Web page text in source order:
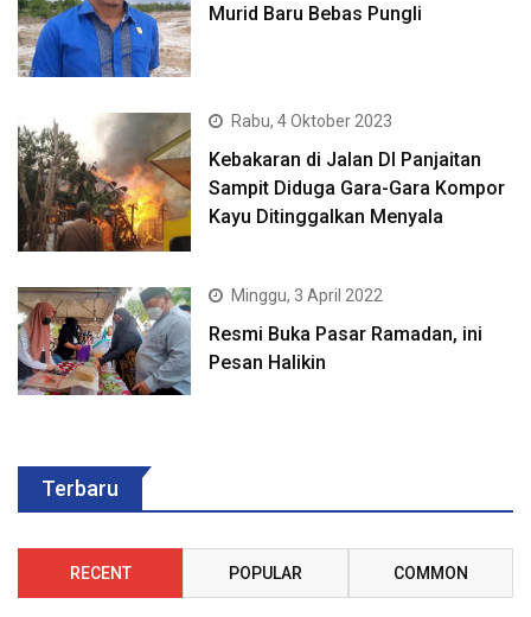
Murid Baru Bebas Pungli
Rabu, 4 Oktober 2023
Kebakaran di Jalan DI Panjaitan
Sampit Diduga Gara-Gara Kompor
Kayu Ditinggalkan Menyala
Minggu, 3 April 2022
Resmi Buka Pasar Ramadan, ini
Pesan Halikin
Terbaru
RECENT POPULAR COMMON